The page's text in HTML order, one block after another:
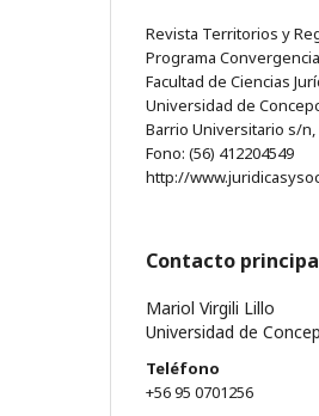
Revista Territorios y
Programa
Facultad de Ciencias
Universidad de
Barrio Universitario s/n,
Fono: (56) 412204549
http://
Contacto
Mariol Virgili Lillo
Universidad de
Teléfono
+56 95 0701256